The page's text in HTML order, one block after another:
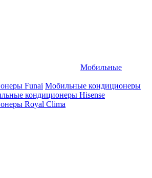
Мобильные
Funai Мобильные кондиционеры
кондиционеры Hisense
Royal Clima